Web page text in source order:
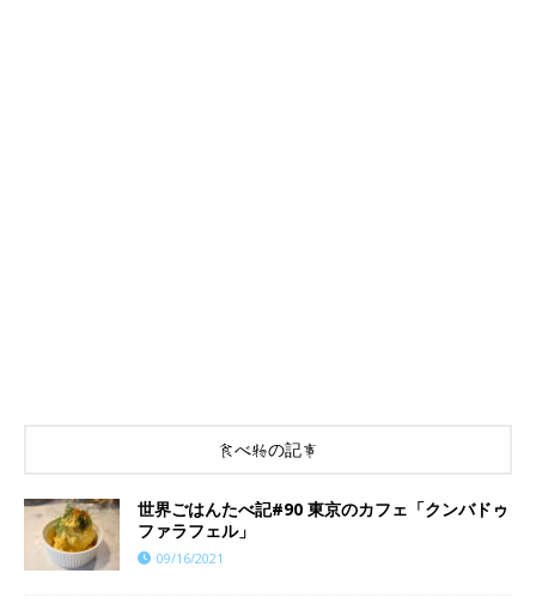
食べ物の記事
世界ごはんたべ記#90 東京のカフェ「クンバドゥ
ファラフェル」
09/16/2021